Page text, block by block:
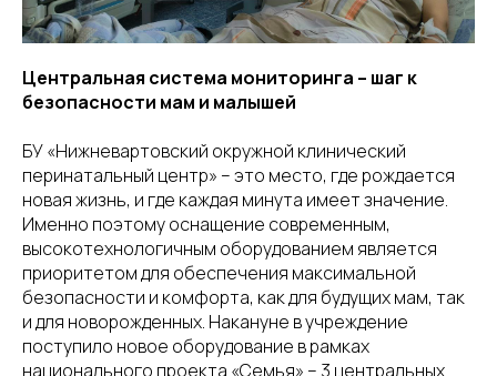
Центральная система мониторинга – шаг к
безопасности мам и малышей
БУ «Нижневартовский окружной клинический
перинатальный центр» – это место, где рождается
новая жизнь, и где каждая минута имеет значение.
Именно поэтому оснащение современным,
высокотехнологичным оборудованием является
приоритетом для обеспечения максимальной
безопасности и комфорта, как для будущих мам, так
и для новорожденных. Накануне в учреждение
поступило новое оборудование в рамках
национального проекта «Семья» – 3 центральных